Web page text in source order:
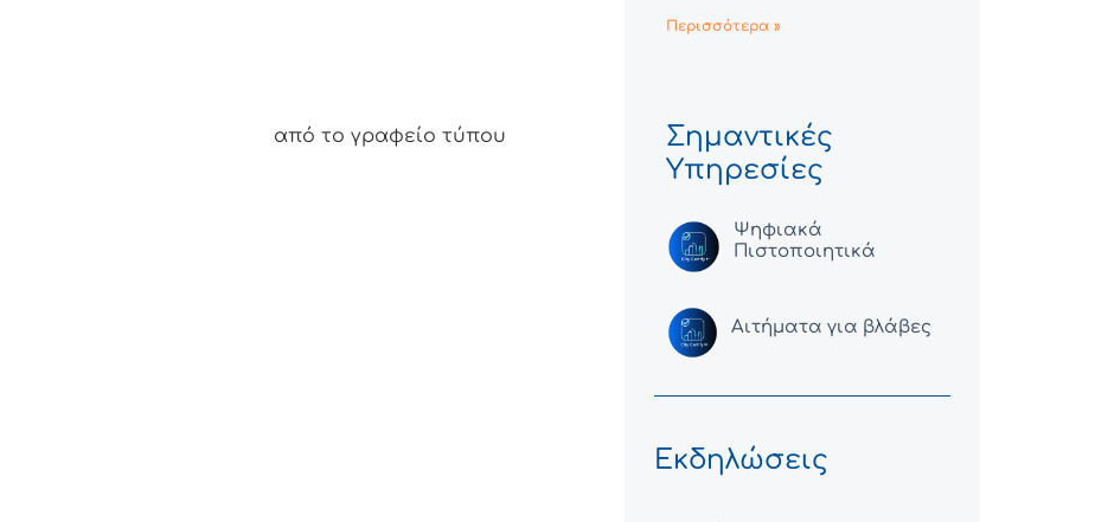
από το γραφείο τύπου
Περισσότερα »
Σημαντικές
Υπηρεσίες
Ψηφιακά
Πιστοποιητικά
Αιτήματα για βλάβες
Εκδηλώσεις